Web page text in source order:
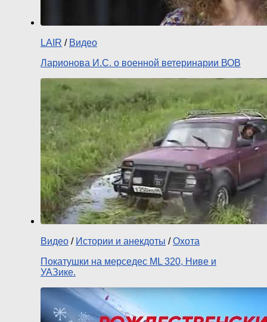
LAIR / Видео
Ларионова И.С. о военной ветеринарии ВОВ
Видео / Истории и анекдоты /Охота
Покатушки на мерседес ML 320, Ниве и
УАЗике.